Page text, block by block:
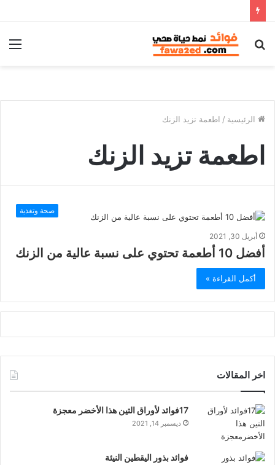
بحث
الرئيسية / اطعمة تزيد الزنك
اطعمة تزيد الزنك
صحة وتغذية
أبريل 30, 2021
أفضل 10 أطعمة تحتوي على نسبة عالية من الزنك
أكمل القراءة »
اخر المقالات
17فوائد لأوراق التين هذا الأخضر معجزة
ديسمبر 14, 2021
فوائد بذور اليقطين النيئة